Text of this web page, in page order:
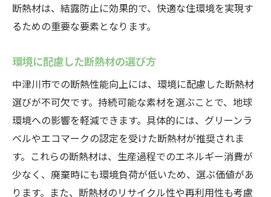
断熱材は、結露防止に効果的で、快適な住環境を実現す
るための重要な要素となります。
環境に配慮した断熱材の選び方
中津川市での断熱性能向上には、環境に配慮した断熱材
選びが不可欠です。持続可能な素材を選ぶことで、地球
環境への影響を軽減できます。具体的には、グリーンラ
ベルやエコマークの認定を受けた断熱材が推奨されま
す。これらの断熱材は、生産過程でのエネルギー消費が
少なく、廃棄時にも環境負荷が低いため、選ぶ価値があ
ります。また、断熱材のリサイクル性や再利用性も考慮